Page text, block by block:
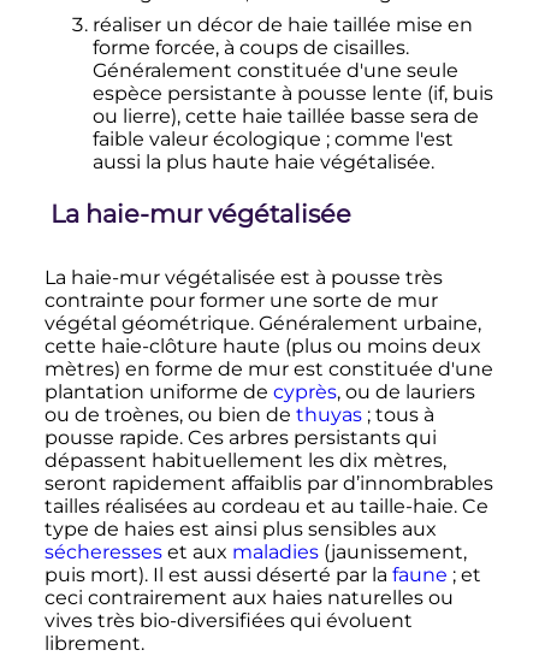
réaliser un décor de haie taillée mise en
forme forcée, à coups de cisailles.
Généralement constituée d'une seule
espèce persistante à pousse lente (if, buis
ou lierre), cette haie taillée basse sera de
faible valeur écologique ; comme l'est
aussi la plus haute haie végétalisée.
La haie-mur végétalisée
La haie-mur végétalisée est à pousse très
contrainte pour former une sorte de mur
végétal géométrique. Généralement urbaine,
cette haie-clôture haute (plus ou moins deux
mètres) en forme de mur est constituée d'une
plantation uniforme de cyprès, ou de lauriers
ou de troènes, ou bien de thuyas ; tous à
pousse rapide. Ces arbres persistants qui
dépassent habituellement les dix mètres,
seront rapidement affaiblis par d’innombrables
tailles réalisées au cordeau et au taille-haie. Ce
type de haies est ainsi plus sensibles aux
sécheresseset aux maladies(jaunissement,
puis mort). Il est aussi déserté par la faune ; et
ceci contrairement aux haies naturelles ou
vives très bio-diversifiées qui évoluent
librement.